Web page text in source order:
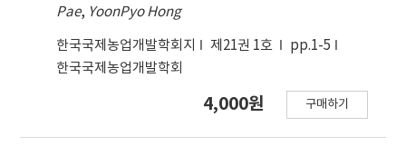
Pae, YoonPyo Hong
한국국제농업개발학회지 제21권 1호
pp.1-5
한국국제농업개발학회
4,000원 구매하기